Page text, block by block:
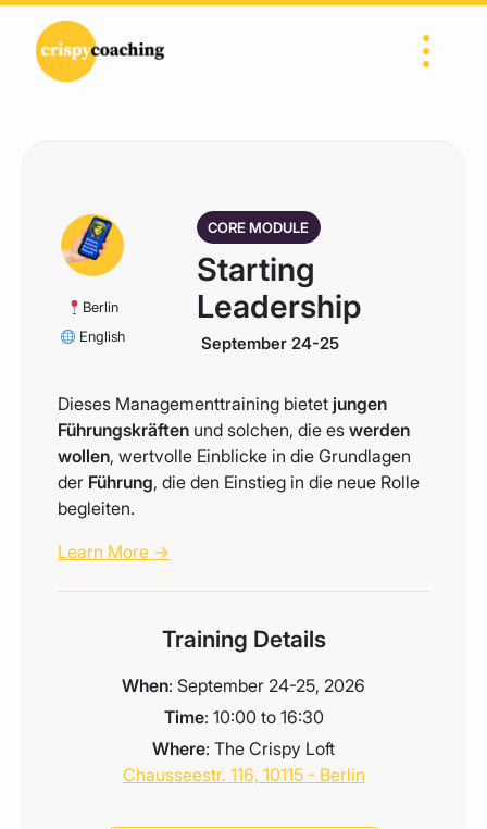
Direkt zum Inhalt wechseln
Hauptnavigation
Berlin
English
CORE MODULE
Starting
Leadership
September 24-25
Dieses Managementtraining bietet jungen
Führungskräften und solchen, die es werden
wollen, wertvolle Einblicke in die Grundlagen
der Führung, die den Einstieg in die neue Rolle
begleiten.
Learn More →
Training Details
When: September 24-25, 2026
Time: 10:00 to 16:30
Where: The Crispy Loft
Chausseestr. 116, 10115 - Berlin